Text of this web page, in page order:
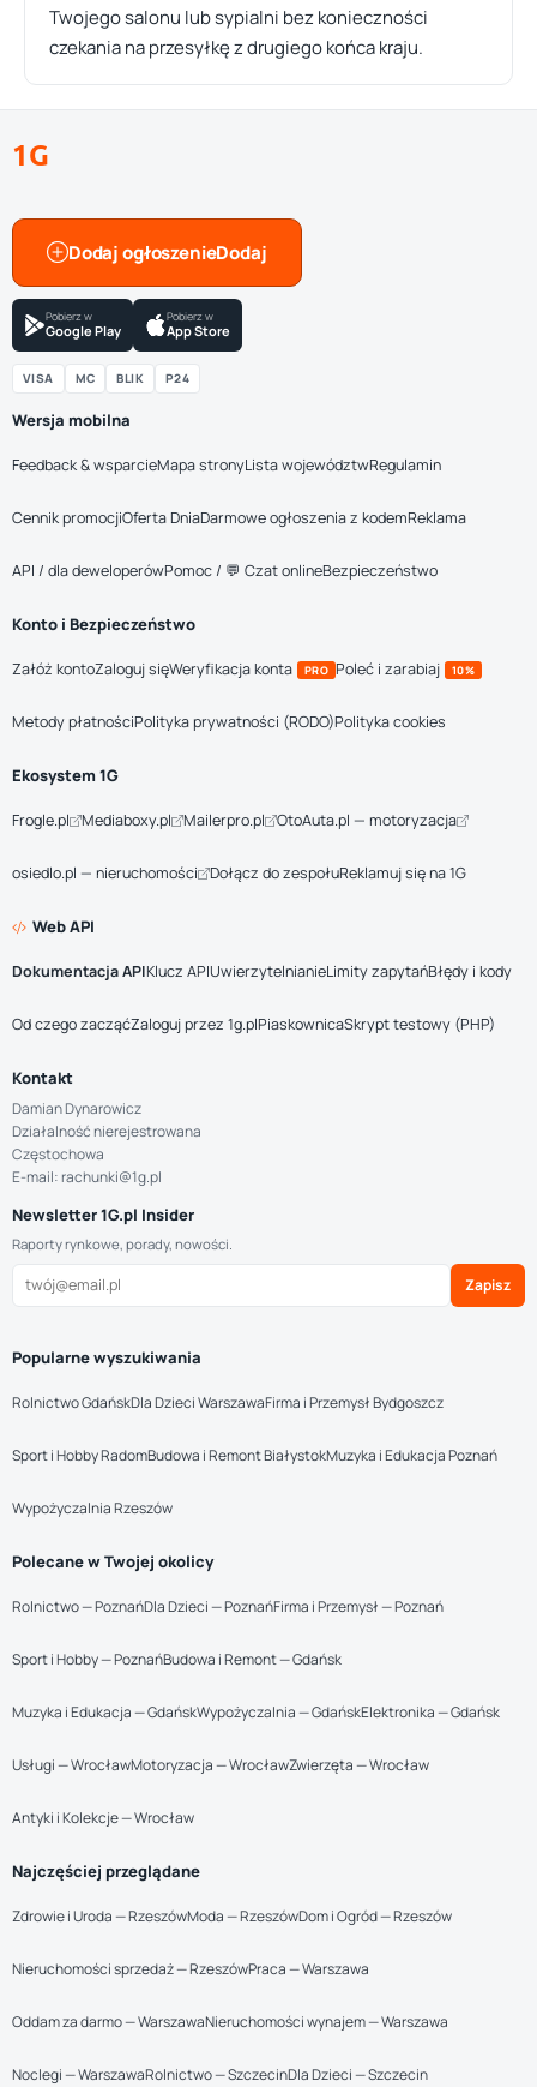
Twojego salonu lub sypialni bez konieczności
czekania na przesyłkę z drugiego końca kraju.
1G
Dodaj ogłoszenie
Pobierz w
Google Play
Pobierz w
App Store
VISA MC BLIK P24
Wersja mobilna
Feedback & wsparcieMapa stronyLista województwRegulamin
Cennik promocjiOferta DniaDarmowe ogłoszenia z kodemReklama
API / dla deweloperówPomoc / 💬 Czat onlineBezpieczeństwo
Konto i Bezpieczeństwo
Załóż kontoZaloguj sięWeryfikacja konta PRO Poleć i zarabiaj 10%
Metody płatnościPolityka prywatności (RODO)Polityka cookies
Ekosystem 1G
Frogle.pl Mediaboxy.pl Mailerpro.pl OtoAuta.pl — motoryzacja
osiedlo.pl — nieruchomości Dołącz do zespołuReklamuj się na 1G
Web API
Dokumentacja APIKlucz APIUwierzytelnianieLimity zapytańBłędy i kody
Od czego zacząćZaloguj przez 1g.plPiaskownicaSkrypt testowy (PHP)
Kontakt
Damian Dynarowicz
Działalność nierejestrowana
Częstochowa
E-mail: rachunki@1g.pl
Newsletter 1G.pl Insider
Raporty rynkowe, porady, nowości.
Zapisz
Popularne wyszukiwania
Rolnictwo GdańskDla Dzieci WarszawaFirma i Przemysł Bydgoszcz
Sport i Hobby RadomBudowa i Remont BiałystokMuzyka i Edukacja Poznań
Wypożyczalnia Rzeszów
Polecane w Twojej okolicy
Rolnictwo — PoznańDla Dzieci — PoznańFirma i Przemysł — Poznań
Sport i Hobby — PoznańBudowa i Remont — Gdańsk
Muzyka i Edukacja — GdańskWypożyczalnia — GdańskElektronika — Gdańsk
Usługi — WrocławMotoryzacja — WrocławZwierzęta — Wrocław
Antyki i Kolekcje — Wrocław
Najczęściej przeglądane
Zdrowie i Uroda — RzeszówModa — RzeszówDom i Ogród — Rzeszów
Nieruchomości sprzedaż — RzeszówPraca — Warszawa
Oddam za darmo — WarszawaNieruchomości wynajem — Warszawa
Noclegi — WarszawaRolnictwo — SzczecinDla Dzieci — Szczecin